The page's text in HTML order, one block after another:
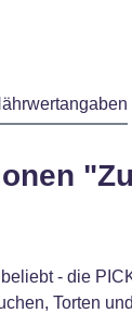
- die
Torten